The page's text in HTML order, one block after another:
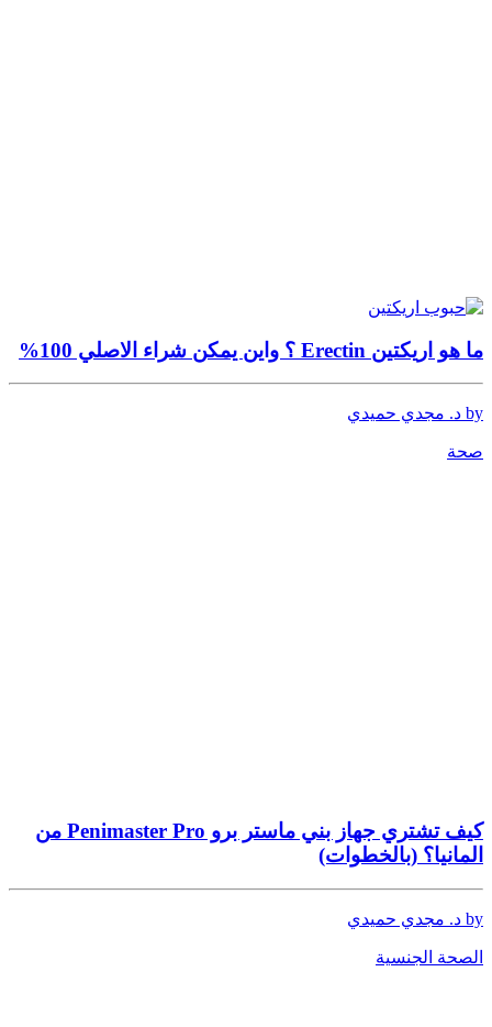
ما هو اريكتين Erectin ؟ واين يمكن شراء الاصلي 100%
by د. مجدي حميدي
صحة
كيف تشتري جهاز بني ماستر برو Penimaster Pro من
المانيا؟ (بالخطوات)
by د. مجدي حميدي
الصحة الجنسية